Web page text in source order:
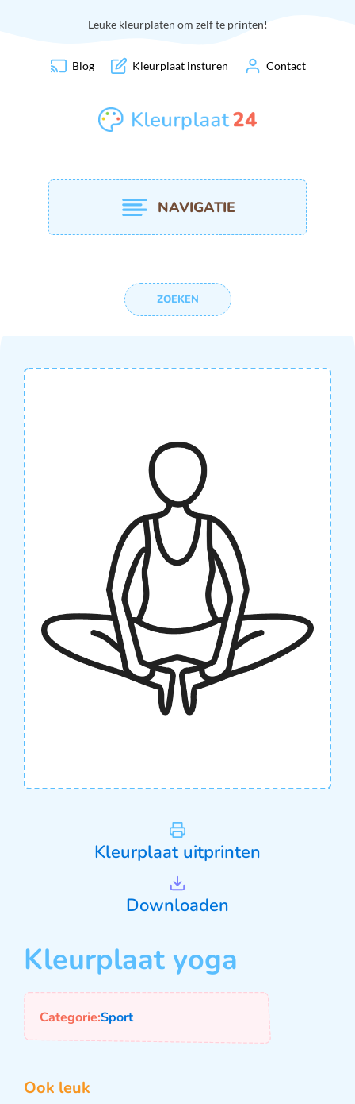
Leuke kleurplaten om zelf te printen!
Blog Kleurplaat insturen Contact
NAVIGATIE
ZOEKEN
Kleurplaat uitprinten
Downloaden
Kleurplaat yoga
Categorie:Sport
Ook leuk